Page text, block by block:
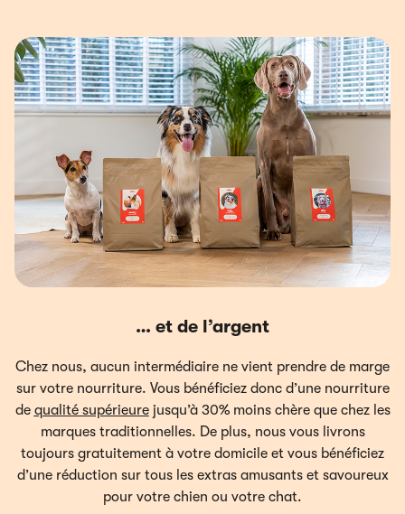
… et de l’argent
Chez nous, aucun intermédiaire ne vient prendre de marge
sur votre nourriture. Vous bénéficiez donc d’une nourriture
de qualité supérieurejusqu’à 30% moins chère que chez les
marques traditionnelles. De plus, nous vous livrons
toujours gratuitement à votre domicile et vous bénéficiez
d’une réduction sur tous les extras amusants et savoureux
pour votre chien ou votre chat.